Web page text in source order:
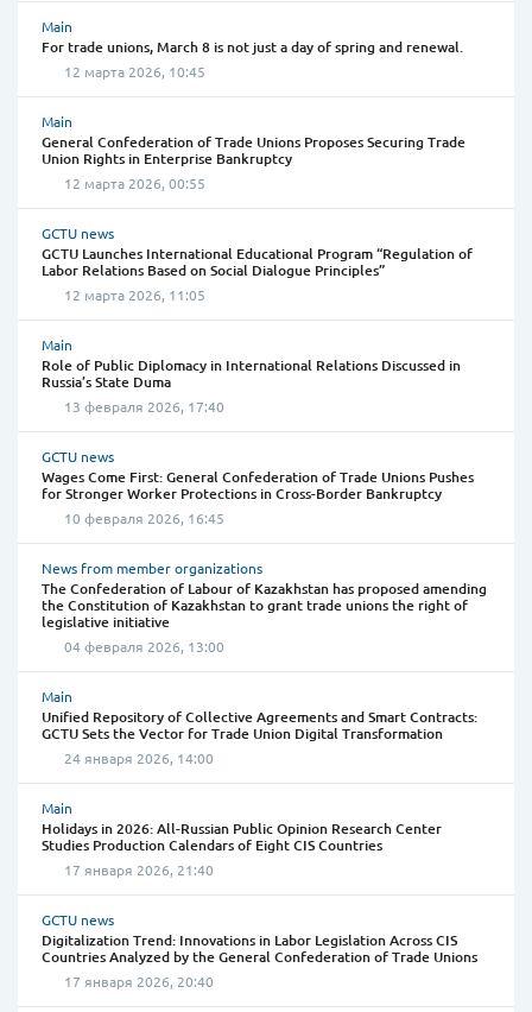
Main
For trade unions, March 8 is not just a day of spring and renewal.
12 марта 2026, 10:45
Main
General Confederation of Trade Unions Proposes Securing Trade
Union Rights in Enterprise Bankruptcy
12 марта 2026, 00:55
GCTU news
GCTU Launches International Educational Program “Regulation of
Labor Relations Based on Social Dialogue Principles”
12 марта 2026, 11:05
Main
Role of Public Diplomacy in International Relations Discussed in
Russia’s State Duma
13 февраля 2026, 17:40
GCTU news
Wages Come First: General Confederation of Trade Unions Pushes
for Stronger Worker Protections in Cross-Border Bankruptcy
10 февраля 2026, 16:45
News from member organizations
The Confederation of Labour of Kazakhstan has proposed amending
the Constitution of Kazakhstan to grant trade unions the right of
legislative initiative
04 февраля 2026, 13:00
Main
Unified Repository of Collective Agreements and Smart Contracts:
GCTU Sets the Vector for Trade Union Digital Transformation
24 января 2026, 14:00
Main
Holidays in 2026: All-Russian Public Opinion Research Center
Studies Production Calendars of Eight CIS Countries
17 января 2026, 21:40
GCTU news
Digitalization Trend: Innovations in Labor Legislation Across CIS
Countries Analyzed by the General Confederation of Trade Unions
17 января 2026, 20:40